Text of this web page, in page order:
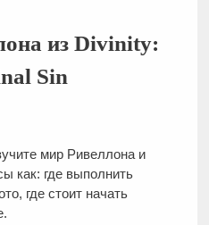
из Divinity:
Sin
мир Ривеллона и
как: где выполнить
где стоит начать